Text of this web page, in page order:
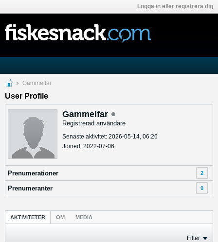
Logga in eller registrera dig
Gammelfar
User Profile
Gammelfar
Registrerad användare
Senaste aktivitet: 2026-05-14, 06:26
Joined: 2022-07-06
Prenumerationer 2
Prenumeranter 0
AKTIVITETER OM MEDIA
Filter